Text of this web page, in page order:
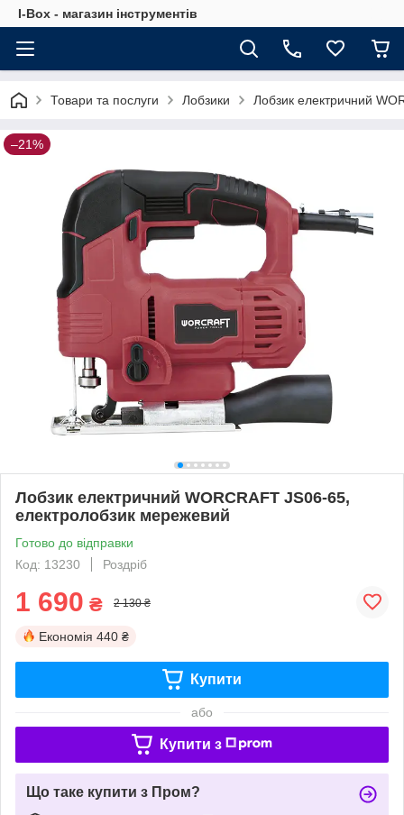
I-Box - магазин інструментів
Товари та послуги Лобзики Лобзик електричний
–21%
Лобзик електричний WORCRAFT JS06‑65,
електролобзик мережевий
Готово до відправки
Код: 13230
Роздріб
1 690 ₴ 2 130 ₴
Економія 440 ₴
Купити
або
Купити з
Що таке купити з Пром?